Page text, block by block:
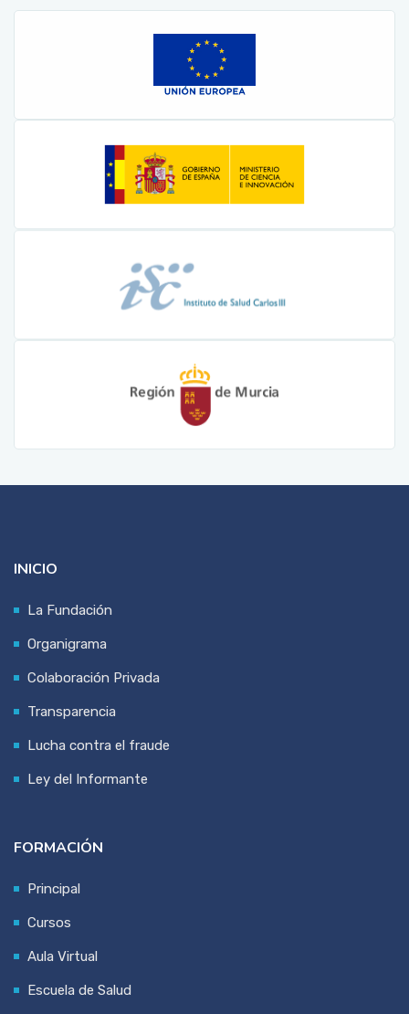
INICIO
La Fundación
Organigrama
Colaboración Privada
Transparencia
Lucha contra el fraude
Ley del Informante
FORMACIÓN
Principal
Cursos
Aula Virtual
Escuela de Salud